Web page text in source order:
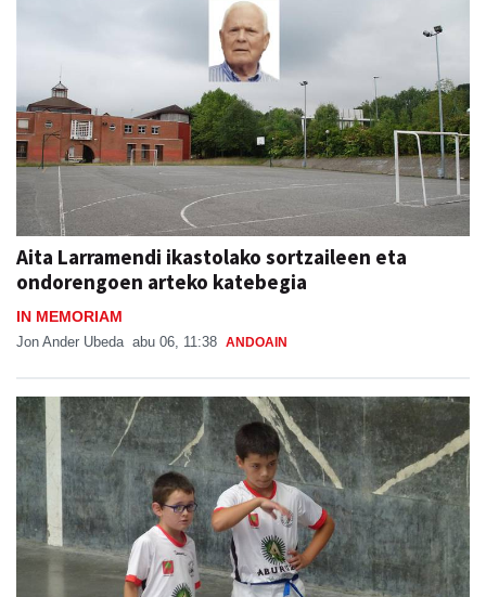
Aita Larramendi ikastolako sortzaileen eta
ondorengoen arteko katebegia
IN MEMORIAM
Jon Ander Ubeda abu 06, 11:38 ANDOAIN